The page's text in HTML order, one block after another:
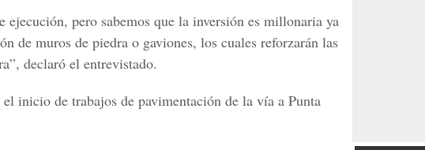
ejecución, pero sabemos que la inversión es millonaria ya
de muros de piedra o gaviones, los cuales reforzarán las
declaró el entrevistado.
inicio de trabajos de pavimentación de la vía a Punta